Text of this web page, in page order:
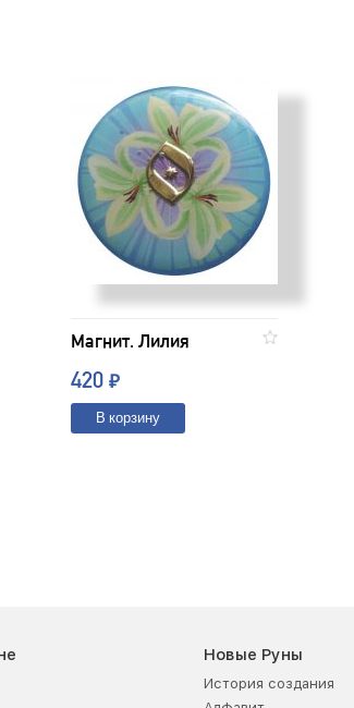
Магнит. Лилия
420 ₽
В корзину
Новые Руны
История создания